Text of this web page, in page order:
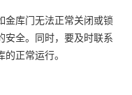
金库门无法正常关闭或锁
安全。同时，要及时联系
正常运行。